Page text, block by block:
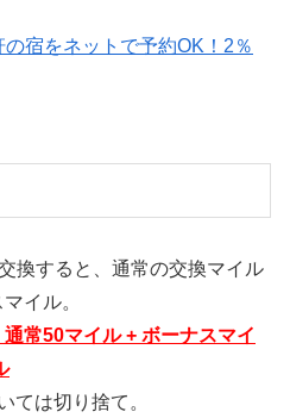
の宿をネットで予約OK！2％
換すると、通常の交換マイル
イル。
常50マイル + ボーナスマイ
ては切り捨て。